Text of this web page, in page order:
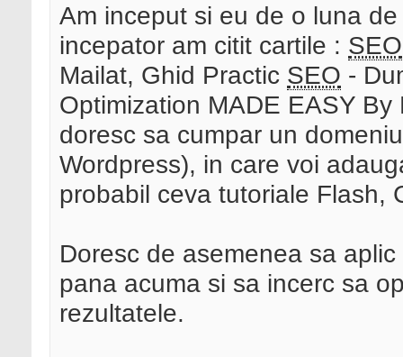
Am inceput si eu de o luna
incepator am citit cartile : SEO
Mailat, Ghid Practic SEO -
Optimization MADE EASY
doresc sa cumpar un
Wordpress), in care voi
probabil ceva tutoriale Flash,
Doresc de asemenea sa
pana acuma si sa incerc sa
rezultatele.